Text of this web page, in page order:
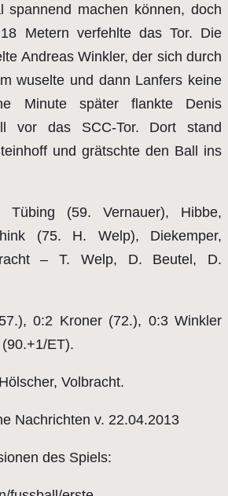
spannend machen können, doch
Metern verfehlte das Tor. Die
Andreas Winkler, der sich durch
wuselte und dann Lanfers keine
Minute später flankte Denis
vor das SCC-Tor. Dort stand
und grätschte den Ball ins
(59. Vernauer), Hibbe,
(75. H. Welp), Diekemper,
– T. Welp, D. Beutel, D.
0:2 Kroner (72.), 0:3 Winkler
ET).
Volbracht.
Nachrichten v. 22.04.2013
des Spiels: